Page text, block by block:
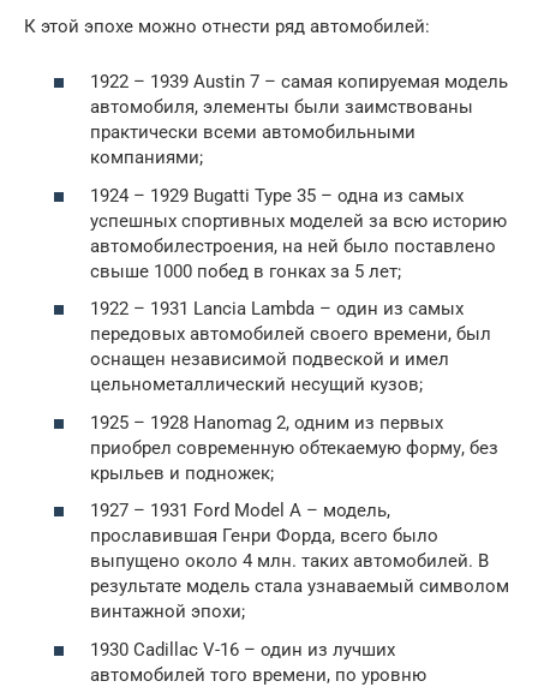
К этой эпохе можно отнести ряд автомобилей:
1922 – 1939 Austin 7 – самая копируемая модель
автомобиля, элементы были заимствованы
практически всеми автомобильными
компаниями;
1924 – 1929 Bugatti Type 35 – одна из самых
успешных спортивных моделей за всю историю
автомобилестроения, на ней было поставлено
свыше 1000 побед в гонках за 5 лет;
1922 – 1931 Lancia Lambda – один из самых
передовых автомобилей своего времени, был
оснащен независимой подвеской и имел
цельнометаллический несущий кузов;
1925 – 1928 Hanomag 2, одним из первых
приобрел современную обтекаемую форму, без
крыльев и подножек;
1927 – 1931 Ford Model A – модель,
прославившая Генри Форда, всего было
выпущено около 4 млн. таких автомобилей. В
результате модель стала узнаваемый символом
винтажной эпохи;
1930 Cadillac V-16 – один из лучших
автомобилей того времени, по уровню